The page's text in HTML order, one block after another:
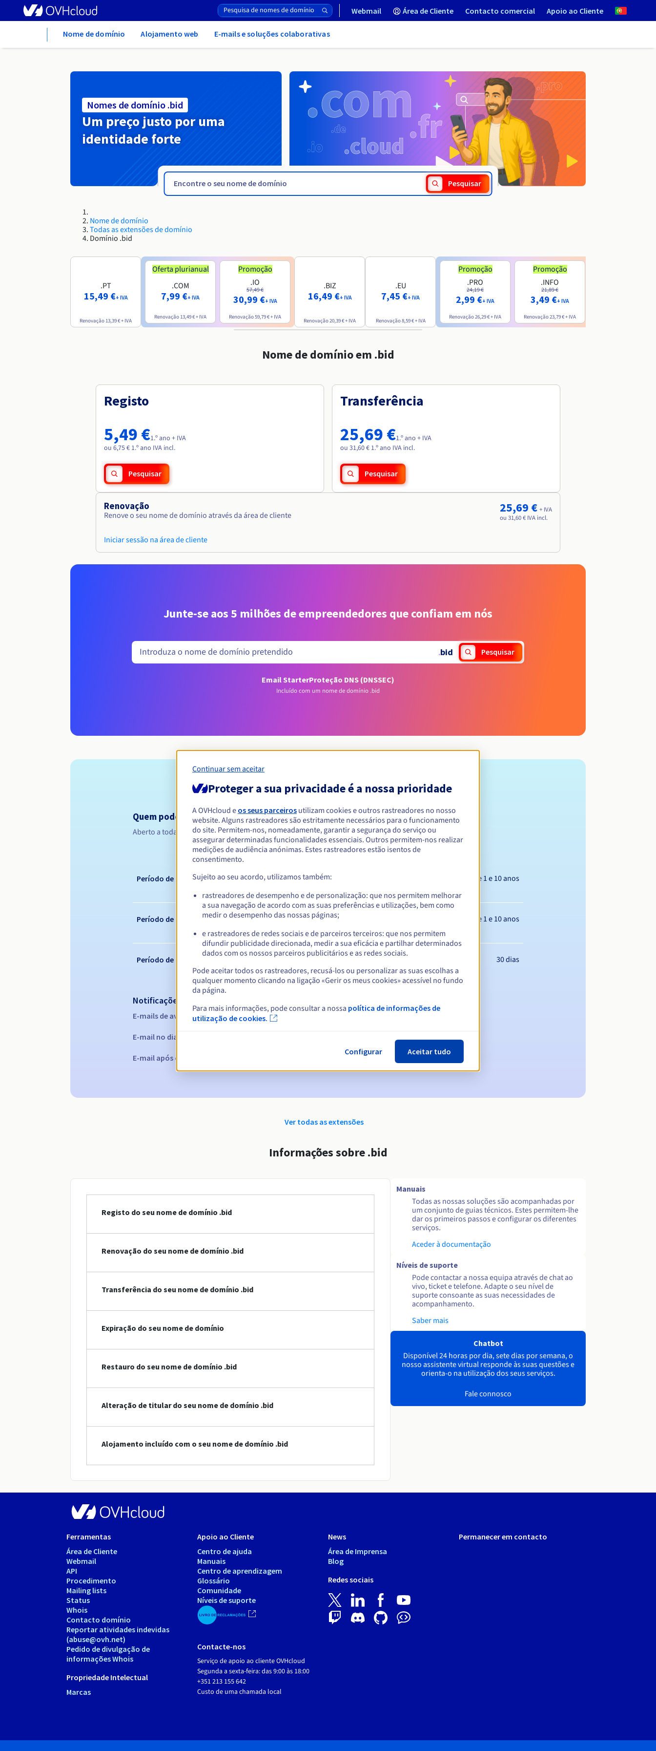
Webmail Área de Cliente Contacto comercial Apoio ao Cliente
Nome de domínio Alojamento web E-mails e soluções colaborativas
Nomes de domínio .bid
Um preço justo por uma
identidade forte
Pesquisar
Nome de domínio
Todas as extensões de domínio
Domínio .bid
.PT
15,49 €+ IVA
Renovação 13,39 €+ IVA
Oferta plurianual
.COM
7,99 €+ IVA
Renovação 13,49 €+ IVA
Promoção
.IO
57,49 €
30,99 €+ IVA
Renovação59,79 €+ IVA
.BIZ
16,49 €+ IVA
Renovação20,39 €+ IVA
.EU
7,45 €+ IVA
Renovação8,59 €+ IVA
Promoção
.PRO
24,19 €
2,99 €+ IVA
Renovação26,29 €+ IVA
Promoção
.INFO
21,89 €
3,49 €+ IVA
Renovação23,79 €+ IVA
Nome de domínio em .bid
Registo
5,49 €1.º ano + IVA
ou 6,75 € 1.º ano IVA incl.
Pesquisar
Transferência
25,69 €1.º ano + IVA
ou 31,60 € 1.º ano IVA incl.
Pesquisar
Renovação
Renove o seu nome de domínio através da área de cliente
Iniciar sessão na área de cliente
25,69 € + IVA
ou 31,60 € IVA incl.
Junte-se aos 5 milhões de empreendedores que confiam em nós
.bid Pesquisar
Email StarterProteção DNS (DNSSEC)
Incluído com um nome de domínio .bid
Condições de elegibilidade
Quem pode registar um .bid?
Aberto a todas as pessoas singulares ou coletivas, sem restrição geográfica.
Regras de gestão e notificações
Período de registo Entre 1 e 10 anos
Período de renovação Entre 1 e 10 anos
Período de redenção 30 dias
Notificações automáticas:
E-mails de aviso: 60, 30, 15, 7 e 3 dias antes da data de expiração
E-mail no dia da expiração
E-mail após o Redemption Grace Period para notificar a eliminação do nome de domínio
Ver todas as extensões
Informações sobre .bid
Registo do seu nome de domínio .bid
Renovação do seu nome de domínio .bid
Transferência do seu nome de domínio .bid
Expiração do seu nome de domínio
Restauro do seu nome de domínio .bid
Alteração de titular do seu nome de domínio .bid
Alojamento incluído com o seu nome de domínio .bid
Manuais
Todas as nossas soluções são acompanhadas por
um conjunto de guias técnicos. Estes permitem-lhe
dar os primeiros passos e configurar os diferentes
serviços.
Aceder à documentação
Níveis de suporte
Pode contactar a nossa equipa através de chat ao
vivo, ticket e telefone. Adapte o seu nível de
suporte consoante as suas necessidades de
acompanhamento.
Saber mais
Chatbot
Disponível 24 horas por dia, sete dias por semana, o
nosso assistente virtual responde às suas questões e
orienta-o na utilização dos seus serviços.
Fale connosco
Ferramentas
Área de Cliente
Webmail
API
Procedimento
Mailing lists
Status
Whois
Contacto domínio
Reportar atividades indevidas
(abuse@ovh.net)
Pedido de divulgação de
informações Whois
Propriedade Intelectual
Marcas
Apoio ao Cliente
Centro de ajuda
Manuais
Centro de aprendizagem
Glossário
Comunidade
Níveis de suporte
Contacte-nos
Serviço de apoio ao cliente OVHcloud
Segunda a sexta-feira: das 9:00 às 18:00
+351 213 155 642
Custo de uma chamada local
News
Área de Imprensa
Blog
Redes sociais
Permanecer em contacto
Continuar sem aceitar
Proteger a sua privacidade é a nossa prioridade
A OVHcloud e os seus parceiros utilizam cookies e outros rastreadores no nosso
website. Alguns rastreadores são estritamente necessários para o funcionamento
do site. Permitem-nos, nomeadamente, garantir a segurança do serviço ou
assegurar determinadas funcionalidades essenciais. Outros permitem-nos realizar
medições de audiência anónimas. Estes rastreadores estão isentos de
consentimento.
Sujeito ao seu acordo, utilizamos também:
rastreadores de desempenho e de personalização: que nos permitem melhorar
a sua navegação de acordo com as suas preferências e utilizações, bem como
medir o desempenho das nossas páginas;
e rastreadores de redes sociais e de parceiros terceiros: que nos permitem
difundir publicidade direcionada, medir a sua eficácia e partilhar determinados
dados com os nossos parceiros publicitários e as redes sociais.
Pode aceitar todos os rastreadores, recusá-los ou personalizar as suas escolhas a
qualquer momento clicando na ligação «Gerir os meus cookies» acessível no fundo
da página.
Para mais informações, pode consultar a nossa política de informações de
utilização de cookies.
Configurar Aceitar tudo